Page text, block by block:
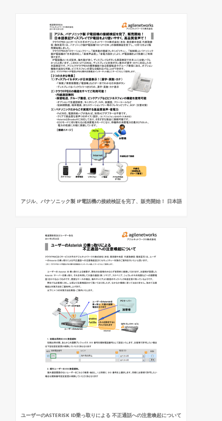
アジル、パナソニック製 IP電話機の接続検証を完了、販売開始！ 日本語
ユーザーのASTERISK ID乗っ取りによる 不正通話への注意喚起について